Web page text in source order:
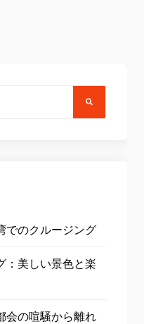
でのクルージング
：美しい景色と楽
会の喧騒から離れ